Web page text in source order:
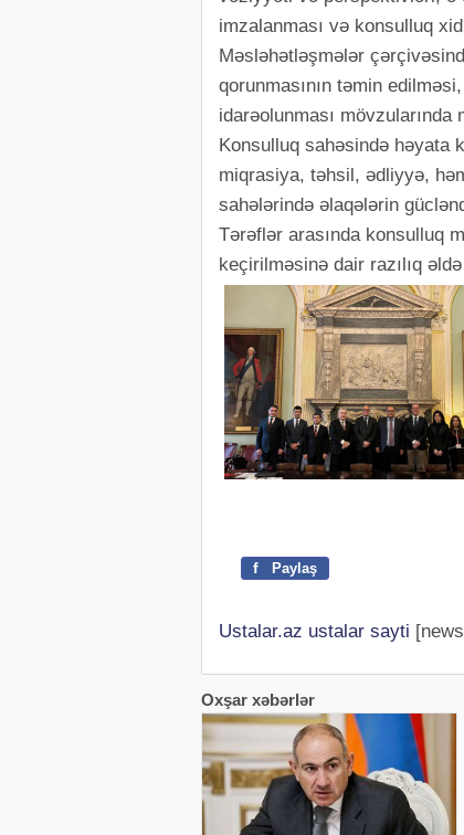
imzalanması və konsulluq
Məsləhətləşmələr
qorunmasının təmin
idarəolunması mövzularında
Konsulluq sahəsində həyata
miqrasiya, təhsil, ədliyyə,
sahələrində əlaqələrin
Tərəflər arasında konsulluq
keçirilməsinə dair razılıq
f Paylaş
Ustalar.az ustalar sayti
Oxşar xəbərlər